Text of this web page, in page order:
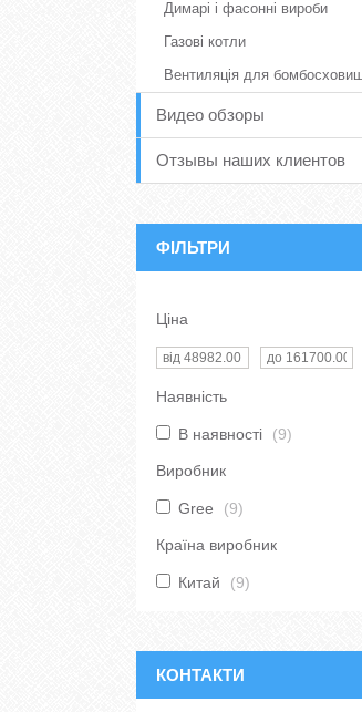
Димарі і фасонні вироби
Газові котли
Вентиляція для
Видео обзоры
Отзывы наших клиентов
ФІЛЬТРИ
Ціна
Наявність
В наявності 9
Виробник
Gree 9
Країна виробник
Китай 9
КОНТАКТИ